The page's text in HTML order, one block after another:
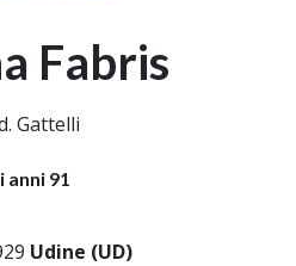
Fabris
Gattelli
anni 91
Udine (UD)